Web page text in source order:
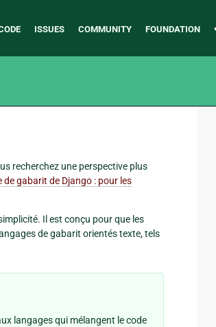
ISSUES COMMUNITY FOUNDATION
recherchez une perspective plus
de gabarit de Django : pour les
Il est conçu pour que les
de gabarit orientés texte, tels
langages qui mélangent le code